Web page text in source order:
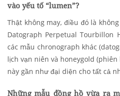
vào yếu tố “lumen”?
Thật không may, điều đó là
Datograph Perpetual Tourbillon
các mẫu chronograph khác
lịch vạn niên và honeygold
này gần như đại diện cho tất cả
Những mẫu đồng hồ vừa ra